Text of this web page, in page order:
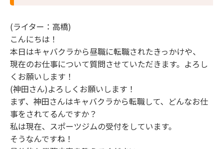
(ライター：高橋)
こんにちは！
本日はキャバクラから昼職に転職されたきっかけや、
現在のお仕事について質問させていただきます。よろし
くお願いします！
(神田さん)よろしくお願いします！
まず、神田さんはキャバクラから転職して、どんなお仕
事をされてるんですか？
私は現在、スポーツジムの受付をしています。
そうなんですね！